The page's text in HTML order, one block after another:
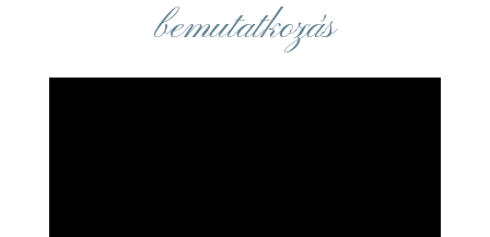
bemutatkozás